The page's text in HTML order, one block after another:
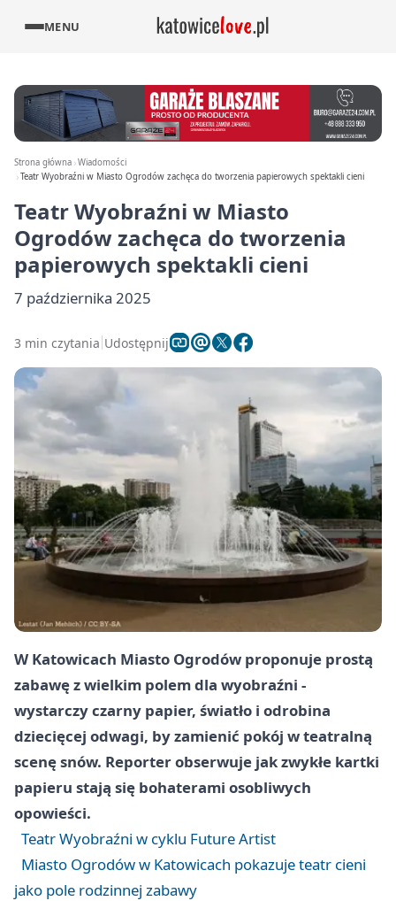
MENU
Strona główna Wiadomości
Teatr Wyobraźni w Miasto Ogrodów zachęca do tworzenia papierowych spektakli cieni
Teatr Wyobraźni w Miasto
Ogrodów zachęca do tworzenia
papierowych spektakli cieni
7 października 2025
3 min czytania Udostępnij
W Katowicach Miasto Ogrodów proponuje prostą
zabawę z wielkim polem dla wyobraźni -
wystarczy czarny papier, światło i odrobina
dziecięcej odwagi, by zamienić pokój w teatralną
scenę snów. Reporter obserwuje jak zwykłe kartki
papieru stają się bohaterami osobliwych
opowieści.
Teatr Wyobraźni w cyklu Future Artist
Miasto Ogrodów w Katowicach pokazuje teatr cieni
jako pole rodzinnej zabawy